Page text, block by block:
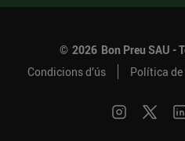
© 2026 Bon Preu SAU -
Condicions d’ús
Política